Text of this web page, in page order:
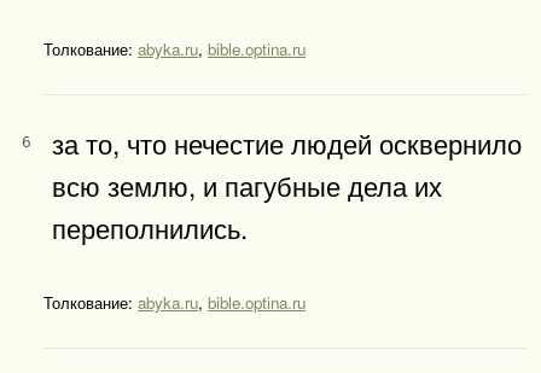
Толкование: abyka.ru, bible.optina.ru
6
за то, что нечестие людей осквернило
всю землю, и пагубные дела их
переполнились.
Толкование: abyka.ru, bible.optina.ru